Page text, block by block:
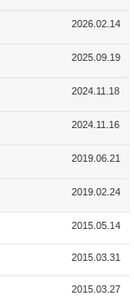
2026.02.14
2025.09.19
2024.11.18
2024.11.16
2019.06.21
2019.02.24
2015.05.14
2015.03.31
2015.03.27